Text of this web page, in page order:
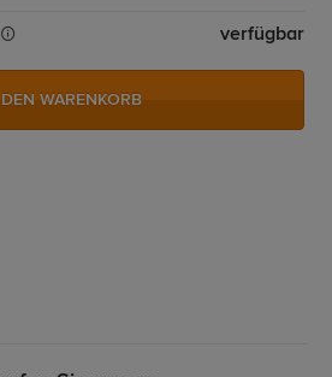
verfügbar
DEN WARENKORB